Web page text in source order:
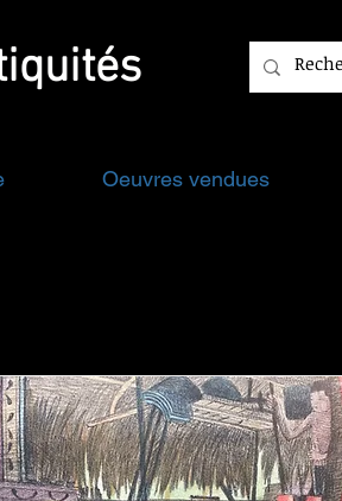
Oeuvres vendues